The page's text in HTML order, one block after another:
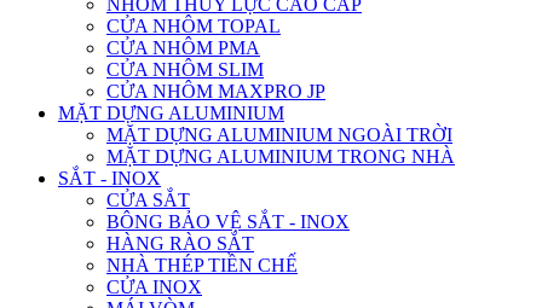
NHÔM THỦY LỰC CAO CẤP
CỬA NHÔM TOPAL
CỬA NHÔM PMA
CỬA NHÔM SLIM
CỬA NHÔM MAXPRO JP
MẶT DỰNG ALUMINIUM
MẶT DỰNG ALUMINIUM NGOÀI TRỜI
MẶT DỰNG ALUMINIUM TRONG NHÀ
SẮT - INOX
CỬA SẮT
BÔNG BẢO VỆ SẮT - INOX
HÀNG RÀO SẮT
NHÀ THÉP TIỀN CHẾ
CỬA INOX